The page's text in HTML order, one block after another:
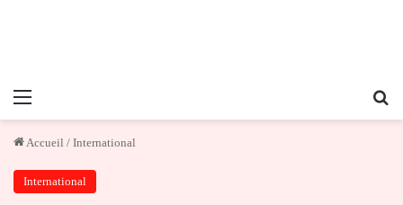
Menu
Accueil / International
International